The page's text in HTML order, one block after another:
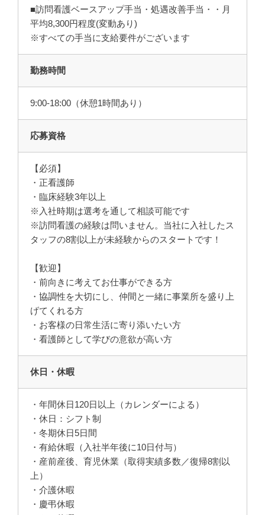
■訪問看護ベースアップ手当・処遇改善手当・・月
平均8,300円程度(変動あり)
※すべての手当に支給要件がございます
勤務時間
9:00-18:00（休憩1時間あり）
応募資格
【必須】
・正看護師
・臨床経験3年以上
※入社時期は選考を通して相談可能です
※訪問看護の経験は問いません。当社に入社したス
タッフの8割以上が未経験からのスタートです！
【歓迎】
・前向きに考えてお仕事ができる方
・協調性を大切にし、仲間と一緒に事業所を盛り上
げてくれる方
・お客様の日常生活に寄り添いたい方
・看護師として学びの意欲が高い方
休日・休暇
・年間休日120日以上（カレンダーによる）
・休日：シフト制
・冬期休日5日間
・有給休暇（入社半年後に10日付与）
・産前産後、育児休業（取得実績多数／復帰8割以
上）
・介護休暇
・慶弔休暇